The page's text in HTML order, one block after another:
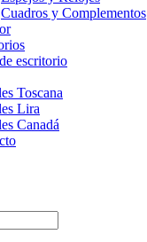
Cuadros y Complementos
escritorio
Toscana
Lira
Canadá